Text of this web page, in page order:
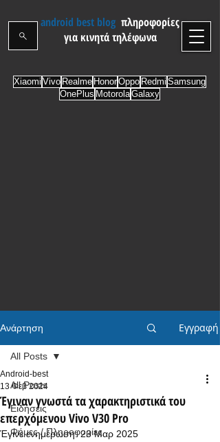
android best blog πληροφορίες
για κινητά τηλέφωνα
Xiaomi Vivo Realme HonorOppo Redmi Samsung
OnePlus MotorolaGalaxy
Ανάρτηση Εγγραφή
All Posts
Ειδήσεις
Φήμες / Πληροφορίες
All Posts
Έγιναν γνωστά τα χαρακτηριστικά του
επερχόμενου Vivo V30 Pro
Android-best
13 Φεβ 2024
Έγινε ενημέρωση:23 Μαρ 2025